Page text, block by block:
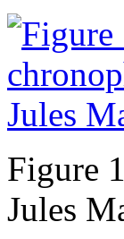
Figure
Jules